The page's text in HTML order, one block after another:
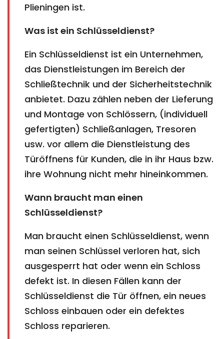
Plieningen ist.
Was ist ein Schlüsseldienst?
Ein Schlüsseldienst ist ein Unternehmen,
das Dienstleistungen im Bereich der
Schließtechnik und der Sicherheitstechnik
anbietet. Dazu zählen neben der Lieferung
und Montage von Schlössern, (individuell
gefertigten) Schließanlagen, Tresoren
usw. vor allem die Dienstleistung des
Türöffnens für Kunden, die in ihr Haus bzw.
ihre Wohnung nicht mehr hineinkommen.
Wann braucht man einen
Schlüsseldienst?
Man braucht einen Schlüsseldienst, wenn
man seinen Schlüssel verloren hat, sich
ausgesperrt hat oder wenn ein Schloss
defekt ist. In diesen Fällen kann der
Schlüsseldienst die Tür öffnen, ein neues
Schloss einbauen oder ein defektes
Schloss reparieren.